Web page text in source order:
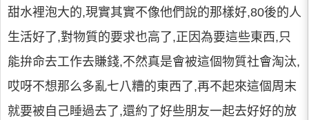
甜水裡泡大的,現實其實不像他們說的那樣好,80後的人
生活好了,對物質的要求也高了,正因為要這些東西,只
能拚命去工作去賺錢,不然真是會被這個物質社會淘汰,
哎呀不想那么多亂七八糟的東西了,再不起來這個周末
就要被自己睡過去了,還約了好些朋友一起去好好的放